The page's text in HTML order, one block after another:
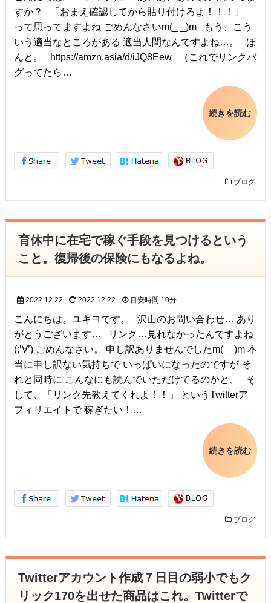
すか？ 「おまえ確認してから貼り付けろよ！！！」
って思ってますよね ごめんなさいm(_ _)m もう、こう
いう適当なところがある 適当人間なんですよね…。 ほ
んと。 https://amzn.asia/d/iJQ8Eew （これでリンクバ
グってたら…
続きを読む
ブログ
育休中に在宅で稼ぐ手段を見つけるという
こと。復帰後の保険にもなるよね。
2022.12.22 2022.12.22 目安時間 10分
こんにちは。ユキヨです。 沢山のお問い合わせ… あり
がとうございます… リンク…見れなかったんですよね
(;’∀’) ごめんなさい。 申し訳ありませんでしたm(__)m 本
当に申し訳ない気持ちで いっぱいになったのですが そ
れと同時に こんなにも読んでいただけてるのかと、 そ
して、「リンク先教えてくれよ！！」 というTwitterア
フィリエイトで 稼ぎたい！…
続きを読む
ブログ
Twitterアカウント作成７日目の弱小でもク
リック170を出せた商品はこれ。Twitterで